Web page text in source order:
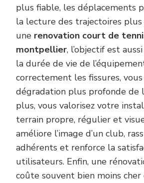
plus fiable, les déplacements
la lecture des trajectoires
une renovation court de
montpellier, l’objectif est
la durée de vie de
correctement les fissures,
dégradation plus profonde de
plus, vous valorisez votre
terrain propre, régulier et
améliore l’image d’un club,
adhérents et renforce la
utilisateurs. Enfin, une
coûte souvent bien moins cher